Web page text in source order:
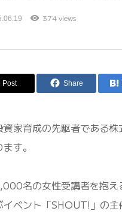
374 views
Post Share
資家育成の先駆者である
す。
名の女性受講者を抱え
イベント「SHOUT!」の主